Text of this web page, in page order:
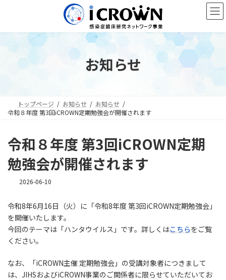
ン
ー
お知らせ
トップページ お知らせ
お知らせ
令和８年度 第3回iCROWN定期勉強会が開催されます
令和８年度 第3回iCROWN定期
勉強会が開催されます
2026-06-10
令和8年6月16日（火）に「令和8年度 第3回iCROWN定期勉強会」
を開催いたします。
今回のテーマは「ハンタウイルス」です。詳しくはこちらをご覧
ください。
なお、「iCROWN主催 定期勉強会」の受講対象者につきまして
は、JIHSおよびiCROWN事業のご関係者に限らせていただいてお